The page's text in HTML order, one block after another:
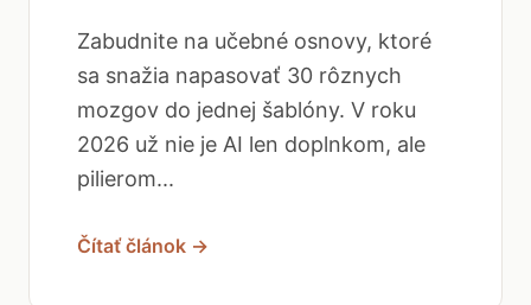
Zabudnite na učebné osnovy, ktoré
sa snažia napasovať 30 rôznych
mozgov do jednej šablóny. V roku
2026 už nie je AI len doplnkom, ale
pilierom...
Čítať článok →